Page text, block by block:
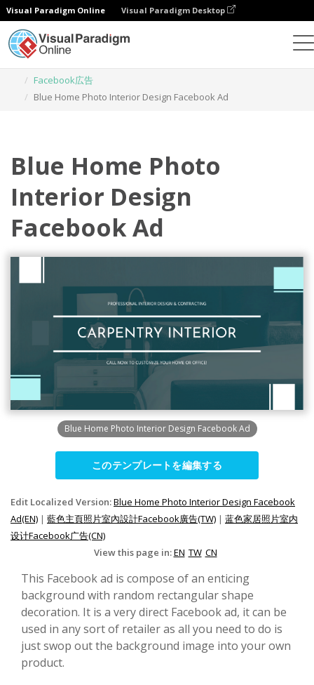
Visual Paradigm Online Visual Paradigm Desktop
Facebook広告
Blue Home Photo Interior Design Facebook Ad
Blue Home Photo
Interior Design
Facebook Ad
Blue Home Photo Interior Design Facebook Ad
このテンプレートを編集する
Edit Localized Version:Blue Home Photo Interior Design Facebook
Ad(EN) | 藍色主頁照片室內設計Facebook廣告(TW) | 蓝色家居照片室内
设计Facebook广告(CN)
View this page in:EN TW CN
This Facebook ad is compose of an enticing
background with random rectangular shape
decoration. It is a very direct Facebook ad, it can be
used in any sort of retailer as all you need to do is
just swop out the background image into your own
product.